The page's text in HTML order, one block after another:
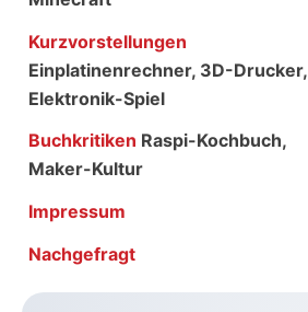
Kurzvorstellungen
Einplatinenrechner, 3D-Drucker,
Elektronik-Spiel
Buchkritiken Raspi-Kochbuch,
Maker-Kultur
Impressum
Nachgefragt